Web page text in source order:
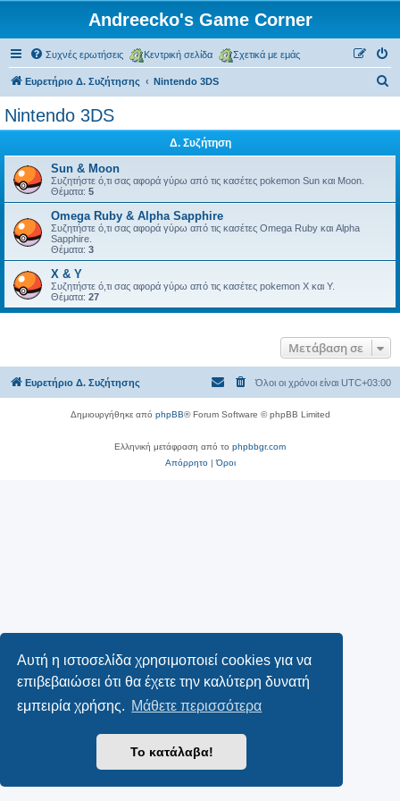
Αυτή η ιστοσελίδα χρησιμοποιεί cookies για να
επιβεβαιώσει ότι θα έχετε την καλύτερη δυνατή
εμπειρία χρήσης. Μάθετε περισσότερα
Το κατάλαβα!
Andreecko's Game Corner
Συχνές ερωτήσεις Κεντρική σελίδα Σχετικά με εμάς
Ευρετήριο Δ. Συζήτησης Nintendo 3DS
Nintendo 3DS
Δ. Συζήτηση
Sun & Moon
Συζητήστε ό,τι σας αφορά γύρω από τις κασέτες pokemon Sun και Moon.
Θέματα: 5
Omega Ruby & Alpha Sapphire
Συζητήστε ό,τι σας αφορά γύρω από τις κασέτες Omega Ruby και Alpha
Sapphire.
Θέματα: 3
X & Y
Συζητήστε ό,τι σας αφορά γύρω από τις κασέτες pokemon X και Y.
Θέματα: 27
Μετάβαση σε
Ευρετήριο Δ. Συζήτησης Όλοι οι χρόνοι είναι UTC+03:00
Δημιουργήθηκε από phpBB® Forum Software © phpBB Limited
Ελληνική μετάφραση από το phpbbgr.com
Απόρρητο|Όροι